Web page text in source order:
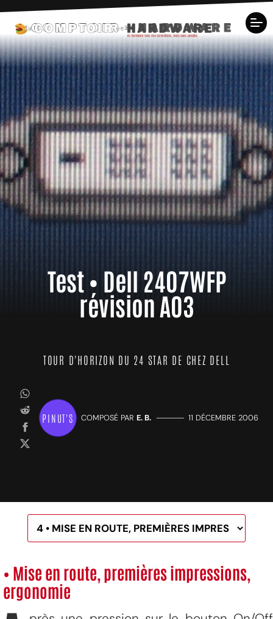
Test • Dell 2407WFP
révision A03
TOUR D'HORIZON DU 24 STAR DE CHEZ DELL
PINUT'S COMPOSÉ PAR E. B. ————— 11 DÉCEMBRE 2006
• Mise en route, premières impressions,
ergonomie